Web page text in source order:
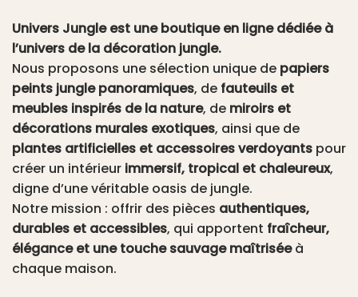
Univers Jungle est une boutique en ligne dédiée à
l’univers de la décoration jungle.
Nous proposons une sélection unique de papiers
peints jungle panoramiques, de fauteuils et
meubles inspirés de la nature, de miroirs et
décorations murales exotiques, ainsi que de
plantes artificielles et accessoires verdoyants pour
créer un intérieur immersif, tropical et chaleureux,
digne d’une véritable oasis de jungle.
Notre mission : offrir des pièces authentiques,
durables et accessibles, qui apportent fraîcheur,
élégance et une touche sauvage maîtriséeà
chaque maison.